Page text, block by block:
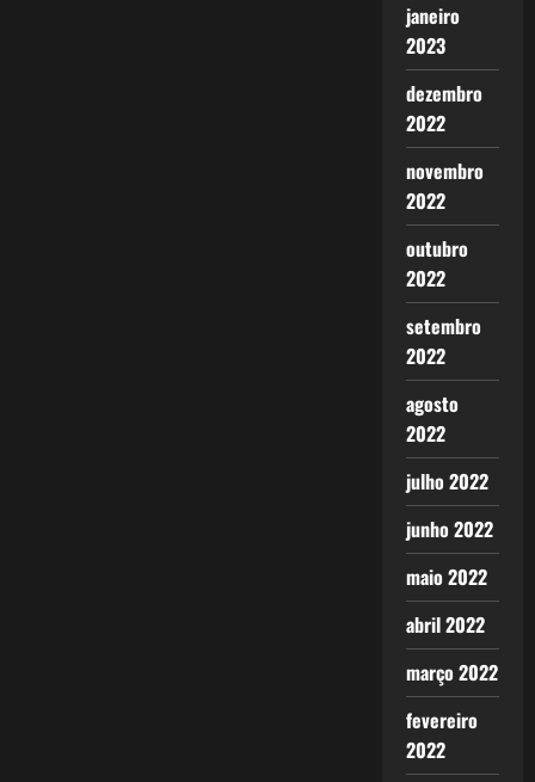
janeiro
2023
dezembro
2022
novembro
2022
outubro
2022
setembro
2022
agosto
2022
julho 2022
junho 2022
maio 2022
abril 2022
março 2022
fevereiro
2022